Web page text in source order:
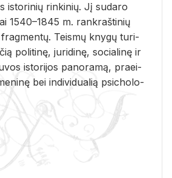
is­to­ri­nių rin­ki­nių. Jį su­da­ro
1540–1845 m. rank­raš­ti­nių
Teis­mų kny­gų tu­ri­
po­li­ti­nę, ju­ri­di­nę, so­cia­li­nę ir
is­to­ri­jos pa­no­ra­mą, pra­ei­
bei in­di­vi­dua­lią psi­cho­lo­